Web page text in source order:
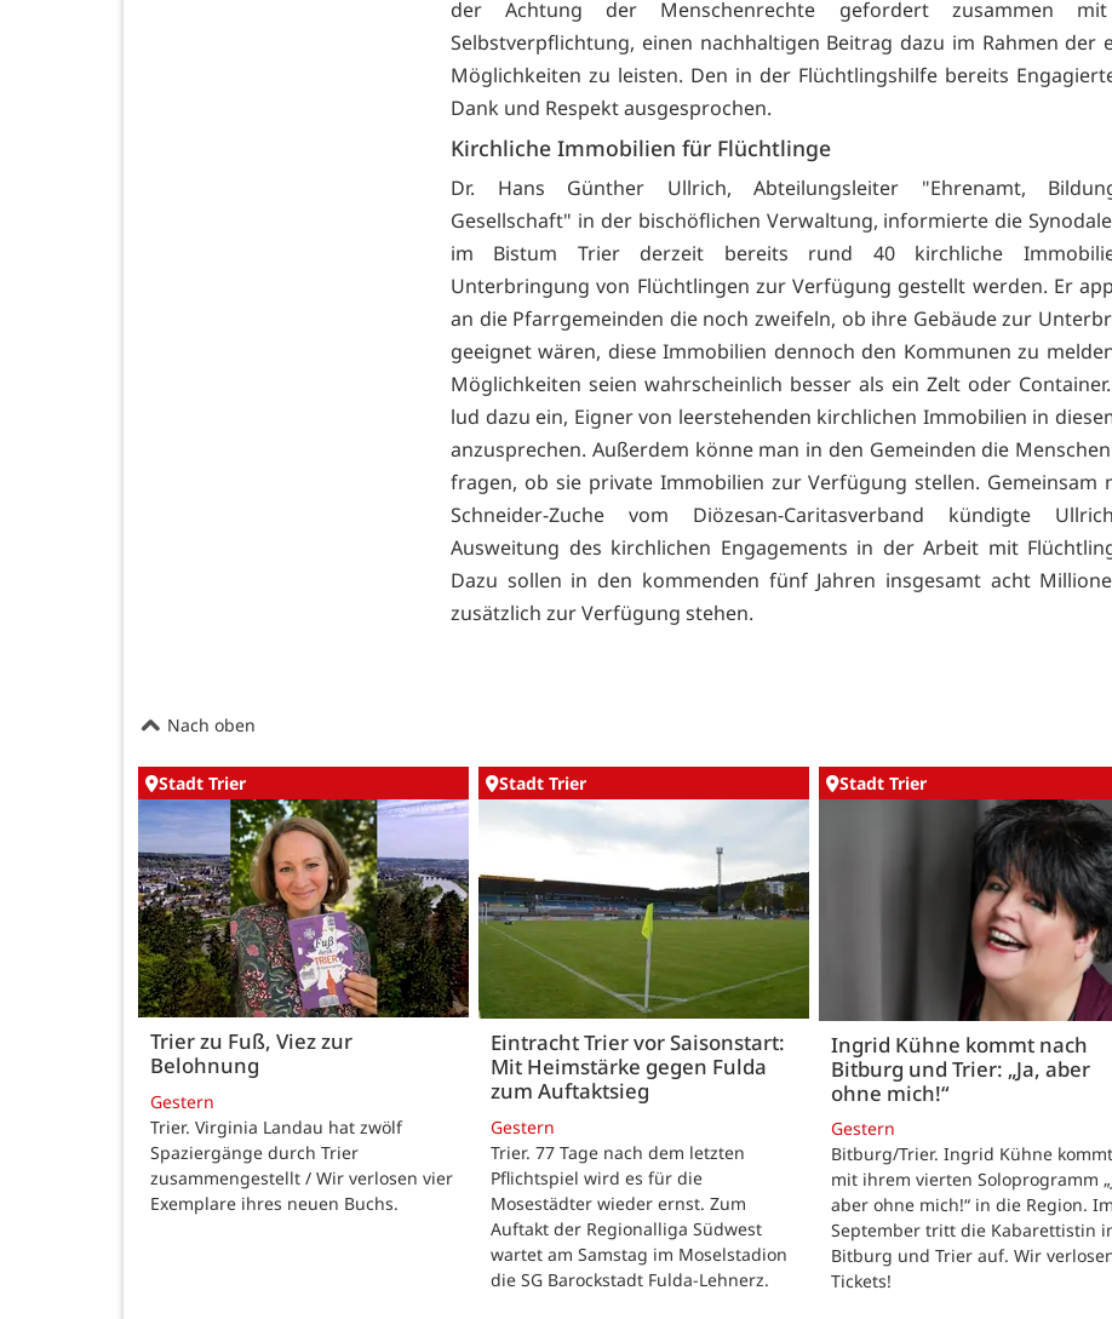
der Achtung der Menschenrechte gefordert zusammen
Selbstverpflichtung, einen nachhaltigen Beitrag dazu im Rahmen der
Möglichkeiten zu leisten. Den in der Flüchtlingshilfe bereits
Dank und Respekt ausgesprochen.
Kirchliche Immobilien für Flüchtlinge
Dr. Hans Günther Ullrich, Abteilungsleiter "Ehrenamt,
Gesellschaft" in der bischöflichen Verwaltung, informierte die
im Bistum Trier derzeit bereits rund 40 kirchliche
Unterbringung von Flüchtlingen zur Verfügung gestellt werden. Er
an die Pfarrgemeinden die noch zweifeln, ob ihre Gebäude zur
geeignet wären, diese Immobilien dennoch den Kommunen zu
Möglichkeiten seien wahrscheinlich besser als ein Zelt oder
lud dazu ein, Eigner von leerstehenden kirchlichen Immobilien in
anzusprechen. Außerdem könne man in den Gemeinden die
fragen, ob sie private Immobilien zur Verfügung stellen. Gemeinsam
Schneider-Zuche vom Diözesan-Caritasverband kündigte
Ausweitung des kirchlichen Engagements in der Arbeit mit
Dazu sollen in den kommenden fünf Jahren insgesamt acht
zusätzlich zur Verfügung stehen.
Nach oben
Stadt Trier
Trier zu Fuß, Viez zur
Belohnung
Gestern
Trier. Virginia Landau hat zwölf
Spaziergänge durch Trier
zusammengestellt / Wir verlosen vier
Exemplare ihres neuen Buchs.
Stadt Trier
Eintracht Trier vor Saisonstart:
Mit Heimstärke gegen Fulda
zum Auftaktsieg
Gestern
Trier. 77 Tage nach dem letzten
Pflichtspiel wird es für die
Mosestädter wieder ernst. Zum
Auftakt der Regionalliga Südwest
wartet am Samstag im Moselstadion
die SG Barockstadt Fulda-Lehnerz.
Stadt Trier
Ingrid Kühne kommt nach
Bitburg und Trier: „Ja, aber
ohne mich!“
Gestern
Bitburg/Trier. Ingrid Kühne kommt
mit ihrem vierten Soloprogramm
aber ohne mich!“ in die Region. Im
September tritt die Kabarettistin
Bitburg und Trier auf. Wir
Tickets!